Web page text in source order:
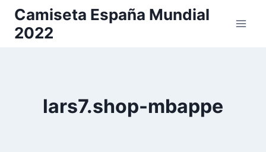
Saltar
contenido
Camiseta España Mundial
2022
lars7.shop-mbappe